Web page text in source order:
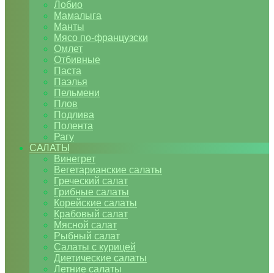
Лобио
Мамалыга
Манты
Мясо по-французски
Омлет
Отбивные
Паста
Паэлья
Пельмени
Плов
Подлива
Полента
Рагу
САЛАТЫ
Винегрет
Вегетарианские салаты
Греческий салат
Грибные салаты
Корейские салаты
Крабовый салат
Мясной салат
Рыбный салат
Салаты с курицей
Диетические салаты
Летние салаты